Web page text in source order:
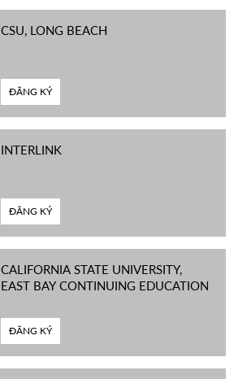
CSU, LONG BEACH
ĐĂNG KÝ
INTERLINK
ĐĂNG KÝ
CALIFORNIA STATE UNIVERSITY,
EAST BAY CONTINUING EDUCATION
ĐĂNG KÝ